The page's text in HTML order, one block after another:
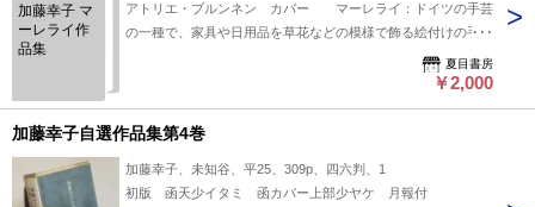
加藤幸子 マ
ーレライ作
品集
アトリエ・ブルンネン カバー マーレライ：ドイツの手芸
の一種で、家具や日用品を草花などの模様で飾る絵付けの手法
夏目書房
￥2,000
加藤幸子自選作品集第4巻
加藤幸子、未知谷、平25、309p、四六判、1
初版 函天少イタミ 函カバー上部少ヤケ 月報付